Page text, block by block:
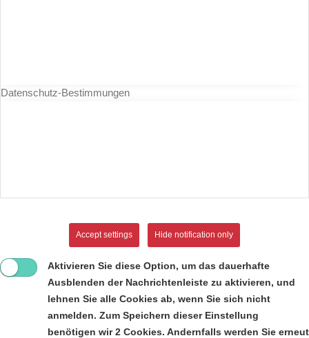
Datenschutz-Bestimmungen
Accept settings Hide notification only
Aktivieren Sie diese Option, um das dauerhafte
Ausblenden der Nachrichtenleiste zu aktivieren, und
lehnen Sie alle Cookies ab, wenn Sie sich nicht
anmelden. Zum Speichern dieser Einstellung
benötigen wir 2 Cookies. Andernfalls werden Sie erneut